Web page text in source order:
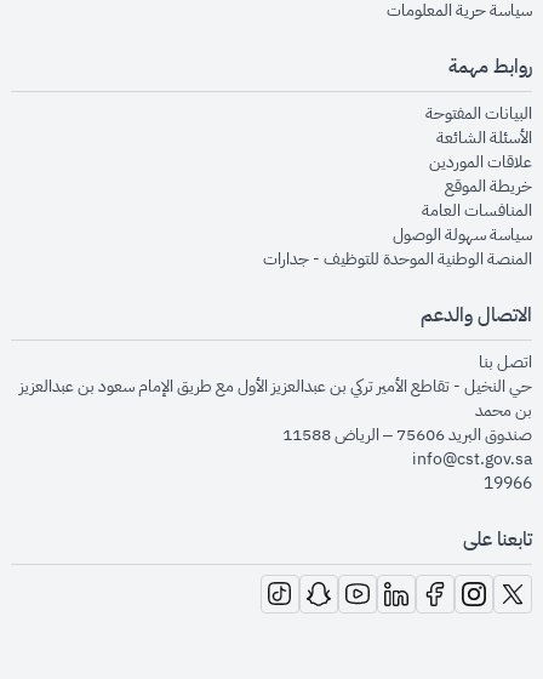
سياسة حرية المعلوماتopens in new window
روابط مهمة
البيانات المفتوحةopens in new window
الأسئلة الشائعةopens in new window
علاقات الموردينopens in new window
خريطة الموقعopens in new window
المنافسات العامةopens in new window
سياسة سهولة الوصولopens in new window
المنصة الوطنية الموحدة للتوظيف - جداراتopens in new window
الاتصال والدعم
اتصل بنا
حي النخيل - تقاطع الأمير تركي بن عبدالعزيز الأول مع طريق الإمام سعود بن عبدالعزيز
بن محمد
صندوق البريد 75606 – الرياض 11588
info@cst.gov.sa
19966
تابعنا على
opens in new window
opens in new window
opens in new window
opens in new window
opens in new window
opens in new window
opens in new window